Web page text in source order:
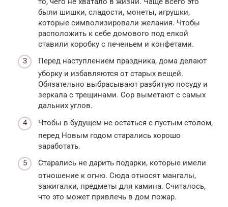
были шишки, сладости, монеты, игрушки,
которые символизировали желания. Чтобы
расположить к себе домового под елкой
ставили коробку с печеньем и конфетами.
Перед наступлением праздника, дома делают
уборку и избавляются от старых вещей.
Обязательно выбрасывают разбитую посуду и
зеркала с трещинами. Сор выметают с самых
дальних углов.
Чтобы в будущем не остаться с пустым столом,
перед Новым годом старались хорошо
заработать.
Старались не дарить подарки, которые имели
отношение к огню. Сюда относят мангалы,
зажигалки, предметы для камина. Считалось,
что это может привлечь в дом пожар.